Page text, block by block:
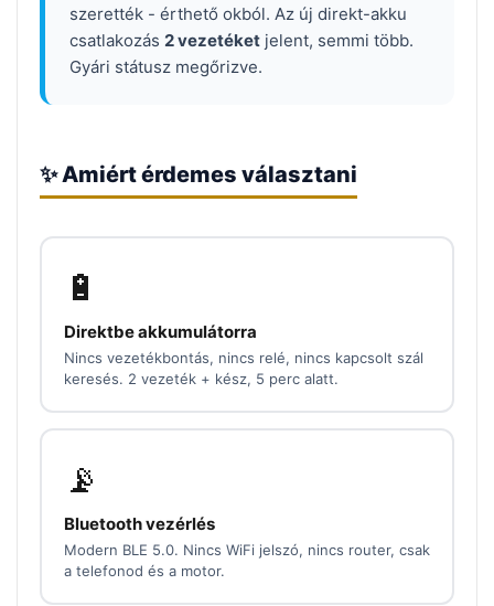
szerették - érthető okból. Az új direkt-akku
csatlakozás 2 vezetéket jelent, semmi több.
Gyári státusz megőrizve.
✨ Amiért érdemes választani
🔋
Direktbe akkumulátorra
Nincs vezetékbontás, nincs relé, nincs kapcsolt szál
keresés. 2 vezeték + kész, 5 perc alatt.
📡
Bluetooth vezérlés
Modern BLE 5.0. Nincs WiFi jelszó, nincs router, csak
a telefonod és a motor.